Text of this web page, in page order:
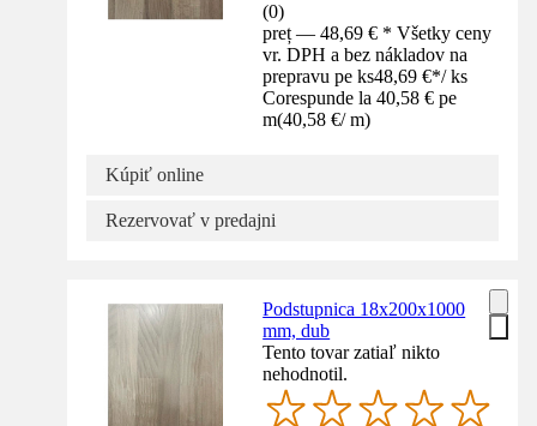
(0)
preț — 48,69 € * Všetky ceny
vr. DPH a bez nákladov na
prepravu pe ks48,69 €*/ ks
Corespunde la 40,58 € pe
m(40,58 €/ m)
Kúpiť online
Rezervovať v predajni
Podstupnica 18x200x1000
mm, dub
Tento tovar zatiaľ nikto
nehodnotil.